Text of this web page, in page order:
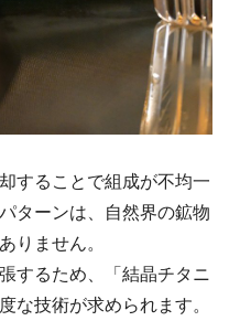
することで組成が不均⼀
ターンは、⾃然界の鉱物
りません。
するため、「結晶チタニ
な技術が求められます。